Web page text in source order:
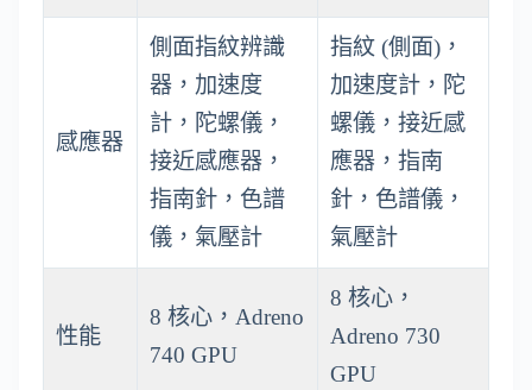
感應器
側面指紋辨識
器，加速度
計，陀螺儀，
接近感應器，
指南針，色譜
儀，氣壓計
指紋 (側面)，
加速度計，陀
螺儀，接近感
應器，指南
針，色譜儀，
氣壓計
性能
8 核心，Adreno
740 GPU
8 核心，
Adreno 730
GPU